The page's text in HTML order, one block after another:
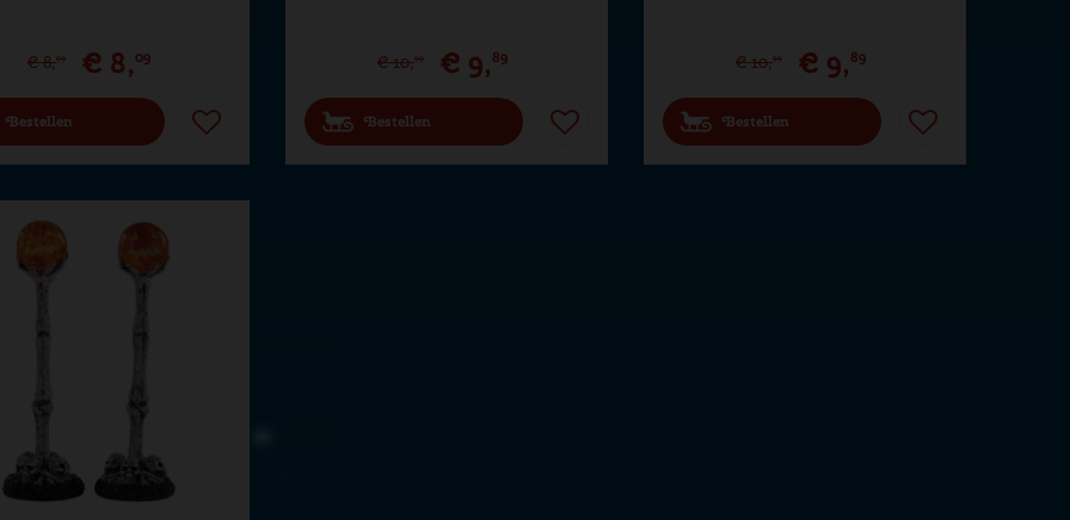
€ 8,99 € 8,09
Bestellen
€ 10,99 € 9,89
Bestellen
€ 10,99 € 9,89
Bestellen